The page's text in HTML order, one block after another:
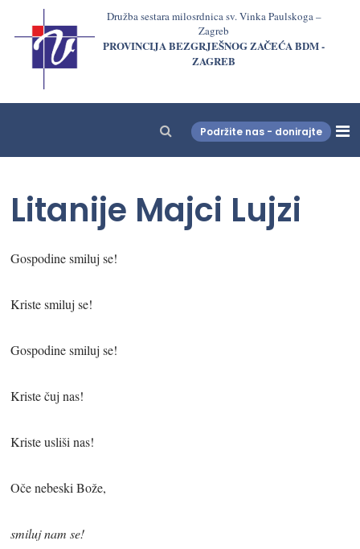
Družba sestara milosrdnica sv. Vinka Paulskoga –
Zagreb
PROVINCIJA BEZGRJEŠNOG ZAČEĆA BDM -
ZAGREB
Podržite nas - donirajte
Litanije Majci Lujzi
Gospodine smiluj se!
Kriste smiluj se!
Gospodine smiluj se!
Kriste čuj nas!
Kriste usliši nas!
Oče nebeski Bože,
smiluj nam se!